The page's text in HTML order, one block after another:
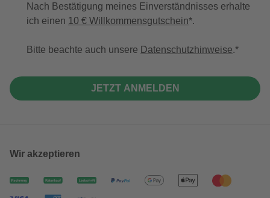
Nach Bestätigung meines Einverständnisses erhalte
ich einen 10 € Willkommensgutschein*.
Bitte beachte auch unsere Datenschutzhinweise.
JETZT ANMELDEN
Wir akzeptieren